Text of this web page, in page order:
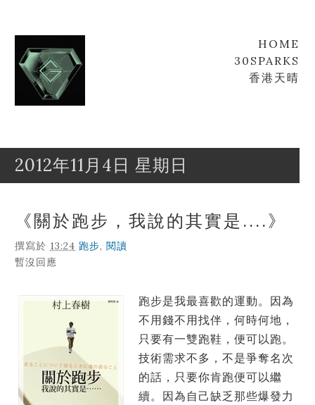
Goofyz
HOME
30SPARKS
香港天晴
2012年11月4日 星期日
《關於跑步，我說的其實是....》
撰寫於 13:24 跑步,閱讀
暫沒回應
跑步是我最喜歡的運動。因為
不用錢不用找伴，何時何地，
只要有一雙跑鞋，便可以跑。
技術需求不多，不是爭奪名次
的話，只要你肯跑便可以繼
續。因為自己缺乏那些爆發力